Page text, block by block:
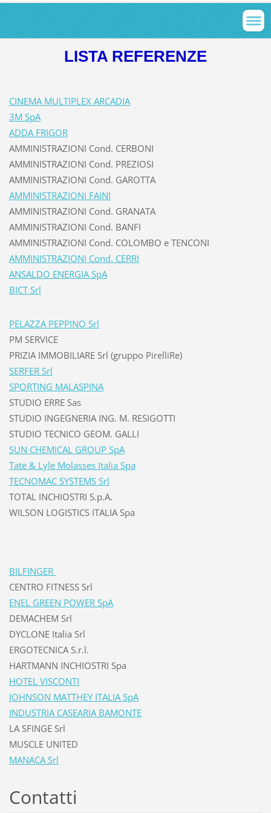
LISTA REFERENZE
CINEMA MULTIPLEX ARCADIA
3M SpA
ADDA FRIGOR
AMMINISTRAZIONI Cond. CERBONI
AMMINISTRAZIONI Cond. PREZIOSI
AMMINISTRAZIONI Cond. GAROTTA
AMMINISTRAZIONI FAINI
AMMINISTRAZIONI Cond. GRANATA
AMMINISTRAZIONI Cond. BANFI
AMMINISTRAZIONI Cond. COLOMBO e TENCONI
AMMINISTRAZIONI Cond. CERRI
ANSALDO ENERGIA SpA
BICT Srl
PELAZZA PEPPINO Srl
PM SERVICE
PRIZIA IMMOBILIARE Srl (gruppo PirelliRe)
SERFER Srl
SPORTING MALASPINA
STUDIO ERRE Sas
STUDIO INGEGNERIA ING. M. RESIGOTTI
STUDIO TECNICO GEOM. GALLI
SUN CHEMICAL GROUP SpA
Tate & Lyle Molasses Italia Spa
TECNOMAC SYSTEMS Srl
TOTAL INCHIOSTRI S.p.A.
WILSON LOGISTICS ITALIA Spa
BILFINGER
CENTRO FITNESS Srl
ENEL GREEN POWER SpA
DEMACHEM Srl
DYCLONE Italia Srl
ERGOTECNICA S.r.l.
HARTMANN INCHIOSTRI Spa
HOTEL VISCONTI
JOHNSON MATTHEY ITALIA SpA
INDUSTRIA CASEARIA BAMONTE
LA SFINGE Srl
MUSCLE UNITED
MANACA Srl
Contatti